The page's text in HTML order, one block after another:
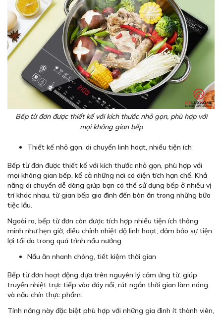
Bếp từ đơn được thiết kế với kích thước nhỏ gọn, phù hợp với
mọi không gian bếp
Thiết kế nhỏ gọn, di chuyển linh hoạt, nhiều tiện ích
Bếp từ đơn được thiết kế với kích thước nhỏ gọn, phù hợp với
mọi không gian bếp, kể cả những nơi có diện tích hạn chế. Khả
năng di chuyển dễ dàng giúp bạn có thể sử dụng bếp ở nhiều vị
trí khác nhau, từ gian bếp gia đình đến bàn ăn trong những bữa
tiệc lẩu.
Ngoài ra, bếp từ đơn còn được tích hợp nhiều tiện ích thông
minh như hẹn giờ, điều chỉnh nhiệt độ linh hoạt, đảm bảo sự tiện
lợi tối đa trong quá trình nấu nướng.
Nấu ăn nhanh chóng, tiết kiệm thời gian
Bếp từ đơn hoạt động dựa trên nguyên lý cảm ứng từ, giúp
truyền nhiệt trực tiếp vào đáy nồi, rút ngắn thời gian làm nóng
và nấu chín thực phẩm.
Tính năng này đặc biệt phù hợp với những gia đình ít thành viên,